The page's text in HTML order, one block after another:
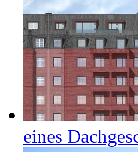
eines